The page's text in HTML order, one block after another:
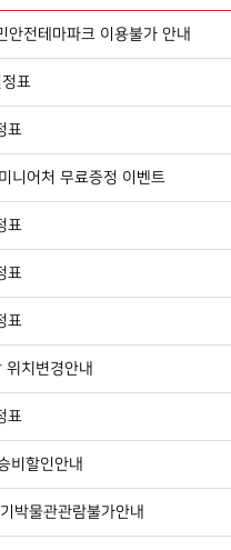
안전테마파크 이용불가 안내
표
표
니어처 무료증정 이벤트
표
표
표
위치변경안내
표
비할인안내
박물관관람불가안내